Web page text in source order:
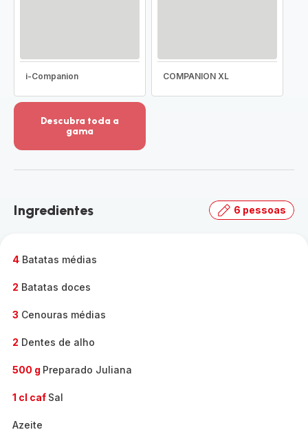
i-Companion COMPANION XL
Descubra toda a
gama
detalhes
toda
Ingredientes 6 pessoas
4 Batatas médias
2 Batatas doces
3 Cenouras médias
2 Dentes de alho
500 g Preparado Juliana
1 cl caf Sal
Azeite